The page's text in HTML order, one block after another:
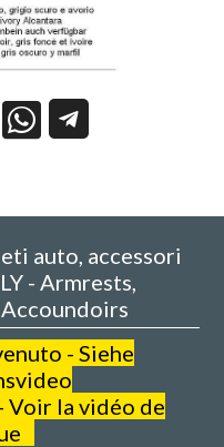
auto, accessori
- Armrests,
- Siehe
Voir la vidéo de